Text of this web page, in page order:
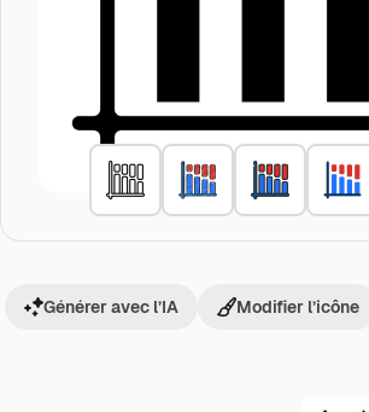
Générer avec l’IA Modifier l’icône